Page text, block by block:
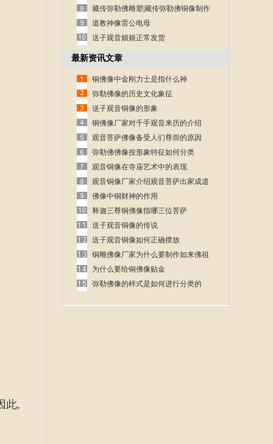
此,
藏传弥勒佛雕塑|藏传弥勒佛铜像制作
道教神像雷公电母
送子观音娘娘正常发货
最新资讯文章
铜佛像中金刚力士是指什么神
弥勒佛像的历史文化象征
送子观音铜像的形象
铜佛像厂家对千手观音来历的介绍
观音菩萨佛像备受人们尊崇的原因
弥勒佛佛像按形象特征如何分类
观音铜像在寺庙艺术中的表现
观音铜像厂家介绍观音菩萨出家成道
的故事
佛像中铜财神的作用
释迦三尊铜佛像指哪三位菩萨
送子观音铜像的传说
送子观音铜像如何正确摆放
铜雕佛像厂家为什么要制作如来佛祖
呢
为什么要给铜佛像贴金
弥勒佛像的样式是如何进行分类的